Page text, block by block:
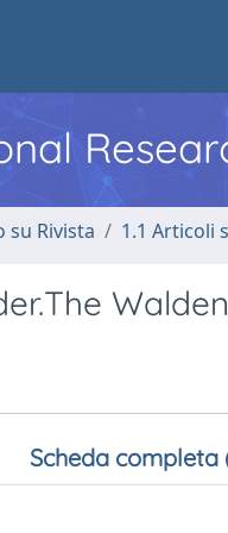
su Rivista 1.1 Articoli
Scheda completa